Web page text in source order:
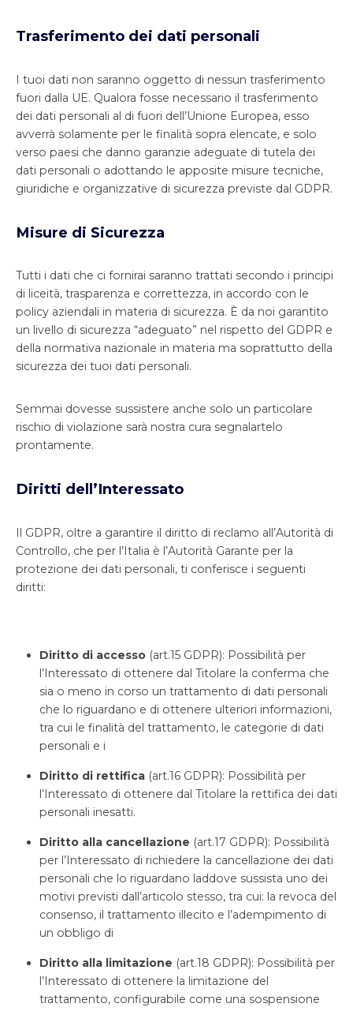
Trasferimento dei dati personali
I tuoi dati non saranno oggetto di nessun trasferimento
fuori dalla UE. Qualora fosse necessario il trasferimento
dei dati personali al di fuori dell’Unione Europea, esso
avverrà solamente per le finalità sopra elencate, e solo
verso paesi che danno garanzie adeguate di tutela dei
dati personali o adottando le apposite misure tecniche,
giuridiche e organizzative di sicurezza previste dal GDPR.
Misure di Sicurezza
Tutti i dati che ci fornirai saranno trattati secondo i principi
di liceità, trasparenza e correttezza, in accordo con le
policy aziendali in materia di sicurezza. È da noi garantito
un livello di sicurezza “adeguato” nel rispetto del GDPR e
della normativa nazionale in materia ma soprattutto della
sicurezza dei tuoi dati personali.
Semmai dovesse sussistere anche solo un particolare
rischio di violazione sarà nostra cura segnalartelo
prontamente.
Diritti dell’Interessato
Il GDPR, oltre a garantire il diritto di reclamo all’Autorità di
Controllo, che per l’Italia è l’Autorità Garante per la
protezione dei dati personali, ti conferisce i seguenti
diritti:
Diritto di accesso (art.15 GDPR): Possibilità per
l’Interessato di ottenere dal Titolare la conferma che
sia o meno in corso un trattamento di dati personali
che lo riguardano e di ottenere ulteriori informazioni,
tra cui le finalità del trattamento, le categorie di dati
personali e i
Diritto di rettifica (art.16 GDPR): Possibilità per
l’Interessato di ottenere dal Titolare la rettifica dei dati
personali inesatti.
Diritto alla cancellazione (art.17 GDPR): Possibilità
per l’Interessato di richiedere la cancellazione dei dati
personali che lo riguardano laddove sussista uno dei
motivi previsti dall’articolo stesso, tra cui: la revoca del
consenso, il trattamento illecito e l’adempimento di
un obbligo di
Diritto alla limitazione (art.18 GDPR): Possibilità per
l’Interessato di ottenere la limitazione del
trattamento, configurabile come una sospensione